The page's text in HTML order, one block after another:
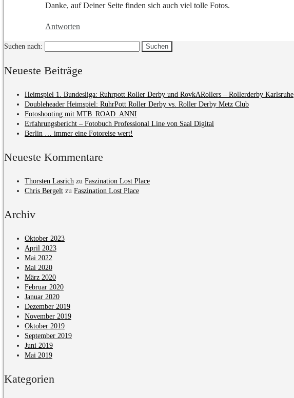
Danke, auf Deiner Seite finden sich auch viel tolle Fotos.
Antworten
Suchen nach:
Neueste Beiträge
Heimspiel 1. Bundesliga: Ruhrpott Roller Derby und RovkARollers – Rollerderby Karlsruhe
Doubleheader Heimspiel: RuhrPott Roller Derby vs. Roller Derby Metz Club
Fotoshooting mit MTB_ROAD_ANNI
Erfahrungsbericht – Fotobuch Professional Line von Saal Digital
Berlin … immer eine Fotoreise wert!
Neueste Kommentare
Thorsten Lasrich zu Faszination Lost Place
Chris Bergelt zu Faszination Lost Place
Archiv
Oktober 2023
April 2023
Mai 2022
Mai 2020
März 2020
Februar 2020
Januar 2020
Dezember 2019
November 2019
Oktober 2019
September 2019
Juni 2019
Mai 2019
Kategorien